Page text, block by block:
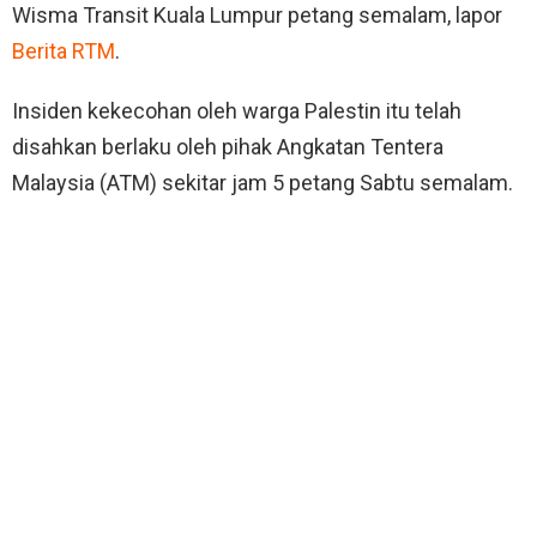
Wisma Transit Kuala Lumpur petang semalam, lapor
Berita RTM.
Insiden kekecohan oleh warga Palestin itu telah
disahkan berlaku oleh pihak Angkatan Tentera
Malaysia (ATM) sekitar jam 5 petang Sabtu semalam.